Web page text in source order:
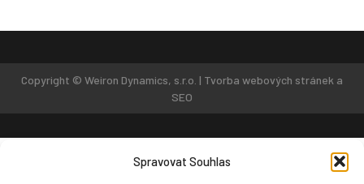
Spravovat Souhlas
Copyright © Weiron Dynamics, s.r.o. | Tvorba webových stránek a
SEO